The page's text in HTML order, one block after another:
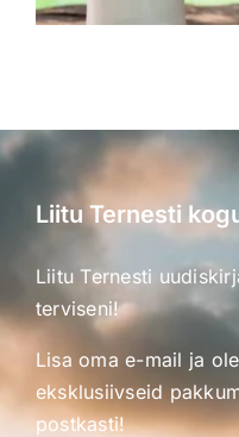
Liitu Ternesti
Liitu Ternesti
terviseni!
Lisa oma e-mail ja
eksklusiivseid
postkasti!